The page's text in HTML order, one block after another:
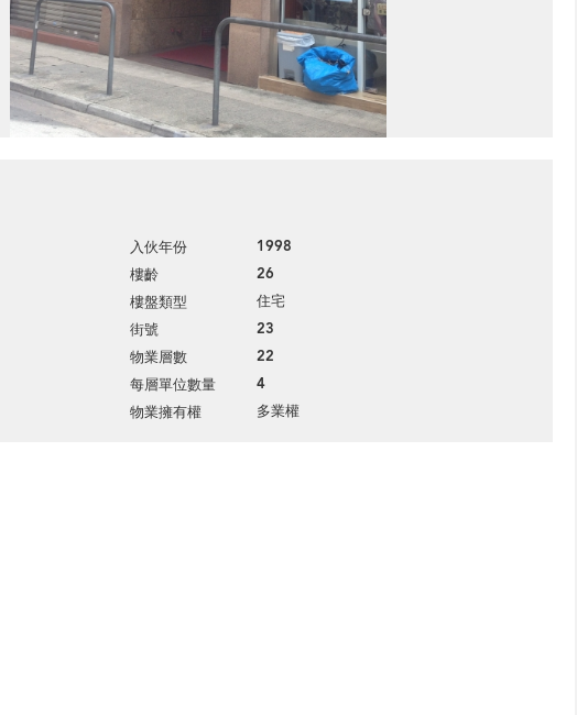
入伙年份 1998
樓齡 26
樓盤類型 住宅
街號 23
物業層數 22
每層單位數量 4
物業擁有權 多業權